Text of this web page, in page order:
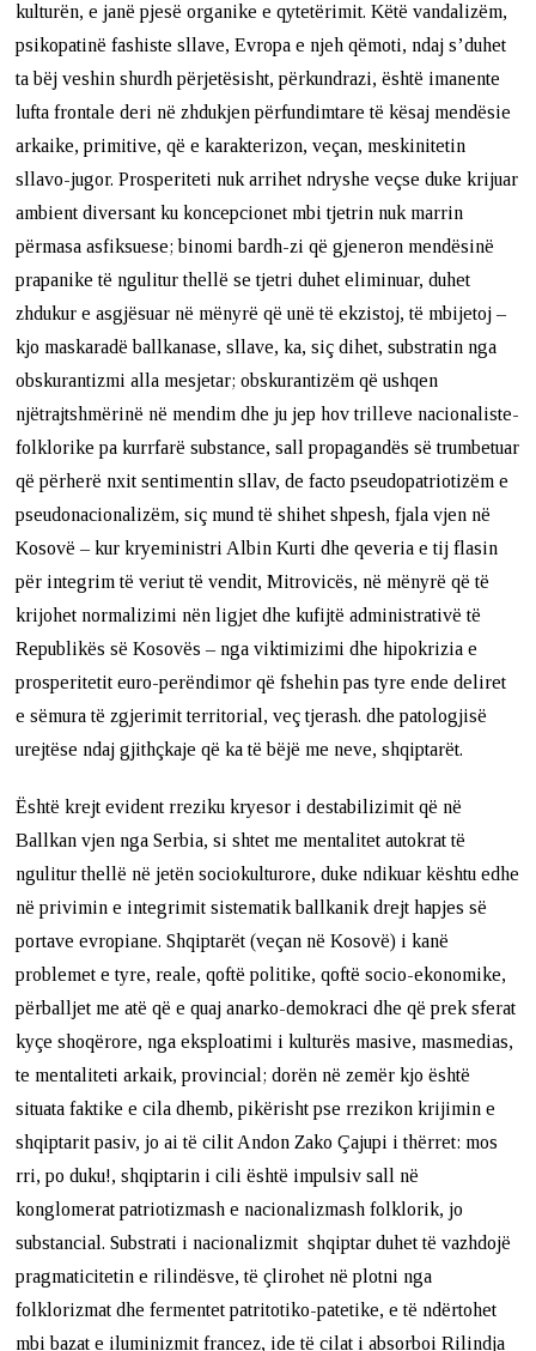
kulturën, e janë pjesë organike e qytetërimit. Këtë vandalizëm,
psikopatinë fashiste sllave, Evropa e njeh qëmoti, ndaj s’duhet
ta bëj veshin shurdh përjetësisht, përkundrazi, është imanente
lufta frontale deri në zhdukjen përfundimtare të kësaj mendësie
arkaike, primitive, që e karakterizon, veçan, meskinitetin
sllavo-jugor. Prosperiteti nuk arrihet ndryshe veçse duke krijuar
ambient diversant ku koncepcionet mbi tjetrin nuk marrin
përmasa asfiksuese; binomi bardh-zi që gjeneron mendësinë
prapanike të ngulitur thellë se tjetri duhet eliminuar, duhet
zhdukur e asgjësuar në mënyrë që unë të ekzistoj, të mbijetoj –
kjo maskaradë ballkanase, sllave, ka, siç dihet, substratin nga
obskurantizmi alla mesjetar; obskurantizëm që ushqen
njëtrajtshmërinë në mendim dhe ju jep hov trilleve nacionaliste-
folklorike pa kurrfarë substance, sall propagandës së trumbetuar
që përherë nxit sentimentin sllav, de facto pseudopatriotizëm e
pseudonacionalizëm, siç mund të shihet shpesh, fjala vjen në
Kosovë – kur kryeministri Albin Kurti dhe qeveria e tij flasin
për integrim të veriut të vendit, Mitrovicës, në mënyrë që të
krijohet normalizimi nën ligjet dhe kufijtë administrativë të
Republikës së Kosovës – nga viktimizimi dhe hipokrizia e
prosperitetit euro-perëndimor që fshehin pas tyre ende deliret
e sëmura të zgjerimit territorial, veç tjerash. dhe patologjisë
urejtëse ndaj gjithçkaje që ka të bëjë me neve, shqiptarët.
Është krejt evident rreziku kryesor i destabilizimit që në
Ballkan vjen nga Serbia, si shtet me mentalitet autokrat të
ngulitur thellë në jetën sociokulturore, duke ndikuar kështu edhe
në privimin e integrimit sistematik ballkanik drejt hapjes së
portave evropiane. Shqiptarët (veçan në Kosovë) i kanë
problemet e tyre, reale, qoftë politike, qoftë socio-ekonomike,
përballjet me atë që e quaj anarko-demokraci dhe që prek sferat
kyçe shoqërore, nga eksploatimi i kulturës masive, masmedias,
te mentaliteti arkaik, provincial; dorën në zemër kjo është
situata faktike e cila dhemb, pikërisht pse rrezikon krijimin e
shqiptarit pasiv, jo ai të cilit Andon Zako Çajupi i thërret: mos
rri, po duku!, shqiptarin i cili është impulsiv sall në
konglomeratpatriotizmash e nacionalizmash folklorik, jo
substancial. Substrati i nacionalizmit shqiptar duhet të vazhdojë
pragmaticitetin e rilindësve, të çlirohet në plotni nga
folklorizmat dhe fermentet patritotiko-patetike, e të ndërtohet
mbi bazat e iluminizmit francez, ide të cilat i absorboi Rilindja